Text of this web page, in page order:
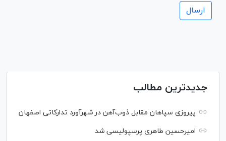
جدیدترین مطالب
پیروزی سپاهان مقابل ذوب‌آهن در شهرآورد تدارکاتی اصفهان
امیرحسین طاهری پرسپولیسی شد